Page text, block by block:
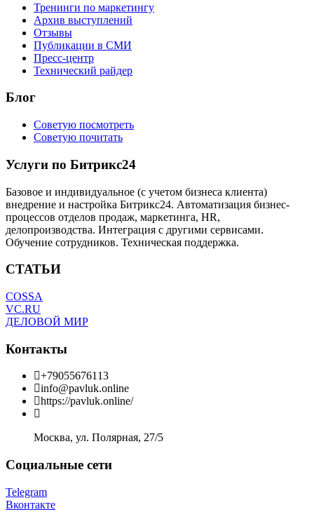
Тренинги по маркетингу
Архив выступлений
Отзывы
Публикации в СМИ
Пресс-центр
Технический райдер
Блог
Советую посмотреть
Советую почитать
Услуги по Битрикс24
Базовое и индивидуальное (с учетом бизнеса клиента)
внедрение и настройка Битрикс24. Автоматизация бизнес-
процессов отделов продаж, маркетинга, HR,
делопроизводства. Интеграция с другими сервисами.
Обучение сотрудников. Техническая поддержка.
СТАТЬИ
COSSA
VC.RU
ДЕЛОВОЙ МИР
Контакты
+79055676113
info@pavluk.online
https://pavluk.online/
Москва, ул. Полярная, 27/5
Социальные сети
Telegram
Вконтакте